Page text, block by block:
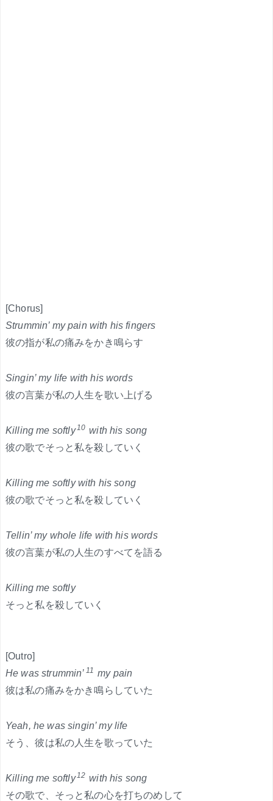
[Chorus]
Strummin’ my pain with his fingers
彼の指が私の痛みをかき鳴らす
Singin’ my life with his words
彼の言葉が私の人生を歌い上げる
Killing me softly10 with his song
彼の歌でそっと私を殺していく
Killing me softly with his song
彼の歌でそっと私を殺していく
Tellin’ my whole life with his words
彼の言葉が私の人生のすべてを語る
Killing me softly
そっと私を殺していく
[Outro]
He was strummin’ 11 my pain
彼は私の痛みをかき鳴らしていた
Yeah, he was singin’ my life
そう、彼は私の人生を歌っていた
Killing me softly12 with his song
その歌で、そっと私の心を打ちのめして